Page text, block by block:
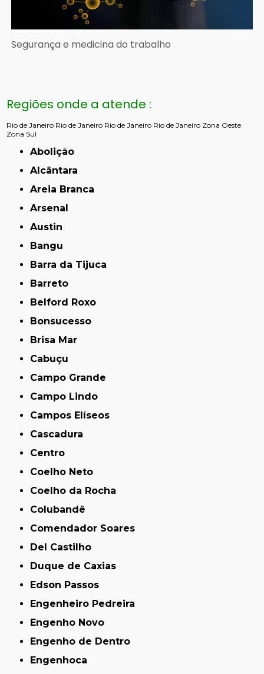
Segurança e medicina do trabalho
Regiões onde a atende :
Rio de Janeiro Rio de Janeiro Rio de Janeiro Rio de Janeiro Zona Oeste
Zona Sul
Abolição
Alcântara
Areia Branca
Arsenal
Austin
Bangu
Barra da Tijuca
Barreto
Belford Roxo
Bonsucesso
Brisa Mar
Cabuçu
Campo Grande
Campo Lindo
Campos Elíseos
Cascadura
Centro
Coelho Neto
Coelho da Rocha
Colubandê
Comendador Soares
Del Castilho
Duque de Caxias
Edson Passos
Engenheiro Pedreira
Engenho Novo
Engenho de Dentro
Engenhoca